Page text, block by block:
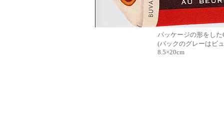
パッケージの形をし
(バックのグレーはビ
8.5×20cm